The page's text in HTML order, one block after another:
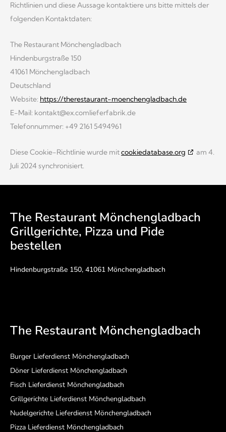
Richtlinien und diese Aussage kontaktiere uns bitte mittels der
folgenden Kontaktdaten:
The Restaurant Mönchengladbach
Hindenburgstraße 150
41061 Mönchengladbach
Deutschland
Website: https://therestaurant-moenchengladbach.de
E-Mail: kontakt@ex.comlieferfabrik.de
Telefonnummer: +49 2161 5494961
Diese Cookie-Richtlinie wurde mitcookiedatabase.org
am 4.
Juli 2024 synchronisiert.
The Restaurant Mönchengladbach
Grillgerichte, Pizza und Pide
bestellen
Hindenburgstraße 150, 41061 Mönchengladbach
The Restaurant Mönchengladbach
Burger Lieferdienst Mönchengladbach
Döner Lieferdienst Mönchengladbach
Fisch Lieferdienst Mönchengladbach
Grillgerichte Lieferdienst Mönchengladbach
Nudelgerichte Lieferdienst Mönchengladbach
Pizza Lieferdienst Mönchengladbach